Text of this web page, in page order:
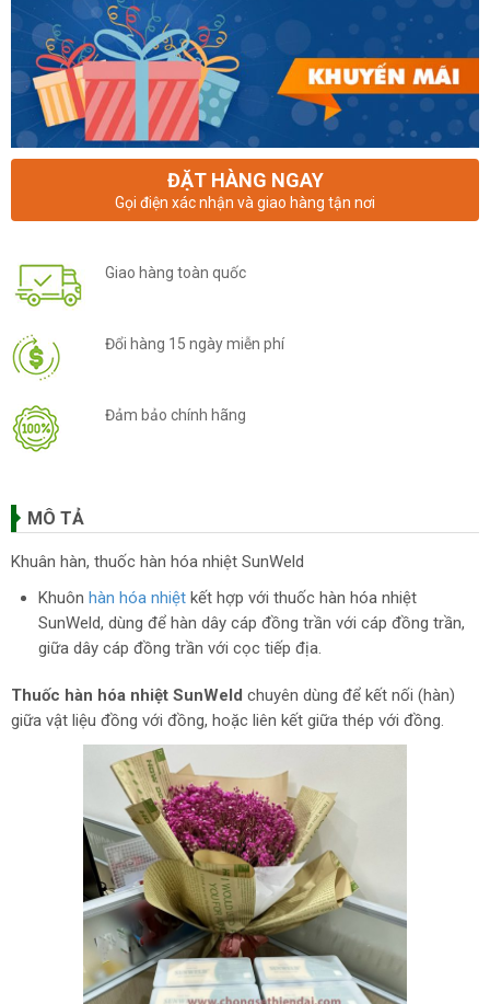
ĐẶT HÀNG NGAY
Gọi điện xác nhận và giao hàng tận nơi
Giao hàng toàn quốc
Đổi hàng 15 ngày miễn phí
Đảm bảo chính hãng
MÔ TẢ
Khuân hàn, thuốc hàn hóa nhiệt SunWeld
Khuôn hàn hóa nhiệt kết hợp với thuốc hàn hóa nhiệt
SunWeld, dùng để hàn dây cáp đồng trần với cáp đồng trần,
giữa dây cáp đồng trần với cọc tiếp địa.
Thuốc hàn hóa nhiệt SunWeld chuyên dùng để kết nối (hàn)
giữa vật liệu đồng với đồng, hoặc liên kết giữa thép với đồng.